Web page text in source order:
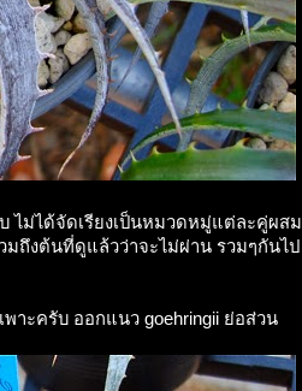
ไม่ได้จัดเรียงเป็นหมวดหมู่แต่ละคู่ผสม
ถึงต้นที่ดูแล้วว่าจะไม่ผ่าน รวมๆกันไป
พาะครับ ออกแนว goehringii ย่อส่วน